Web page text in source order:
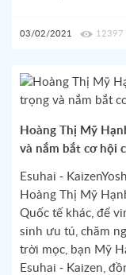
03/02/2021 12397
Hoàng Thị Mỹ
và nắm bắt cơ hội
Esuhai -
Hoàng Thị Mỹ
Quốc tế khác, để
sinh ưu tú, chăm
trời mọc, bạn Mỹ
Esuhai - Kaizen,